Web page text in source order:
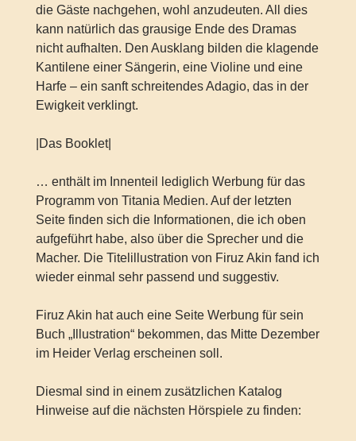
die Gäste nachgehen, wohl anzudeuten. All dies
kann natürlich das grausige Ende des Dramas
nicht aufhalten. Den Ausklang bilden die klagende
Kantilene einer Sängerin, eine Violine und eine
Harfe – ein sanft schreitendes Adagio, das in der
Ewigkeit verklingt.
|Das Booklet|
… enthält im Innenteil lediglich Werbung für das
Programm von Titania Medien. Auf der letzten
Seite finden sich die Informationen, die ich oben
aufgeführt habe, also über die Sprecher und die
Macher. Die Titelillustration von Firuz Akin fand ich
wieder einmal sehr passend und suggestiv.
Firuz Akin hat auch eine Seite Werbung für sein
Buch „Illustration“ bekommen, das Mitte Dezember
im Heider Verlag erscheinen soll.
Diesmal sind in einem zusätzlichen Katalog
Hinweise auf die nächsten Hörspiele zu finden: